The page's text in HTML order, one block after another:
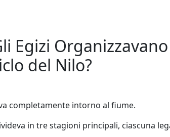
Egizi
del Nilo?
completamente intorno al fiume.
in tre stagioni principali, ciascuna